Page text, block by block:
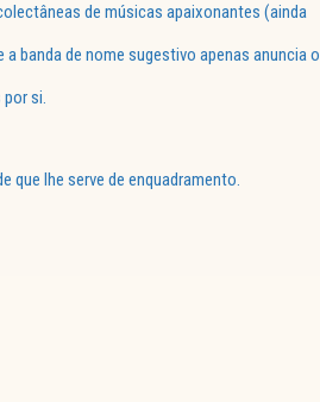
de músicas apaixonantes (ainda
a banda de nome sugestivo apenas anuncia o
si.
que lhe serve de enquadramento.